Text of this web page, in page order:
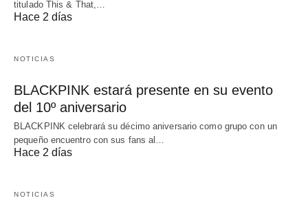
titulado This & That,…
Hace 2 días
NOTICIAS
BLACKPINK estará presente en su evento
del 10º aniversario
BLACKPINK celebrará su décimo aniversario como grupo con un
pequeño encuentro con sus fans al…
Hace 2 días
NOTICIAS